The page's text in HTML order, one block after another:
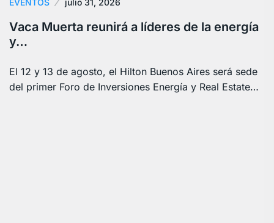
EVENTOS julio 31, 2026
Vaca Muerta reunirá a líderes de la energía
y…
El 12 y 13 de agosto, el Hilton Buenos Aires será sede
del primer Foro de Inversiones Energía y Real Estate…